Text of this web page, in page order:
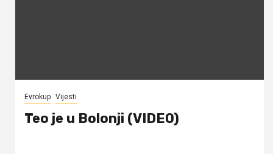
Evrokup Vijesti
Teo je u Bolonji (VIDEO)